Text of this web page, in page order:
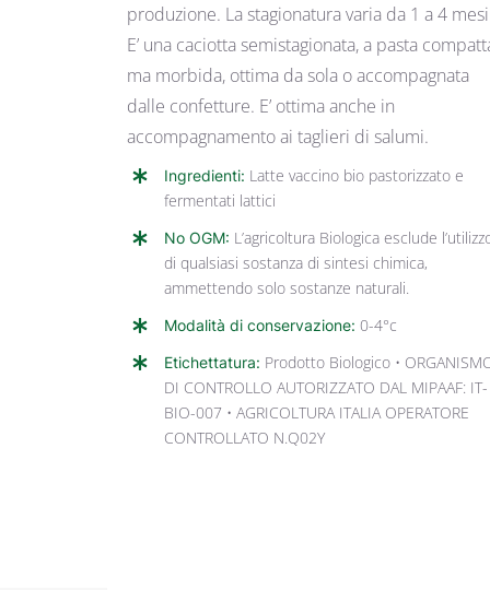
produzione. La stagionatura varia da 1 a 4
E’ una caciotta semistagionata, a pasta
ma morbida, ottima da sola o accompagnata
dalle confetture. E’ ottima anche in
accompagnamento ai taglieri di salumi.
Ingredienti: Latte vaccino bio pastorizzato e
fermentati lattici
No OGM: L’agricoltura Biologica esclude
di qualsiasi sostanza di sintesi chimica,
ammettendo solo sostanze naturali.
Modalità di conservazione: 0-4°c
Etichettatura: Prodotto Biologico •
DI CONTROLLO AUTORIZZATO DAL MIPAAF: IT-
BIO-007 • AGRICOLTURA ITALIA OPERATORE
CONTROLLATO N.Q02Y